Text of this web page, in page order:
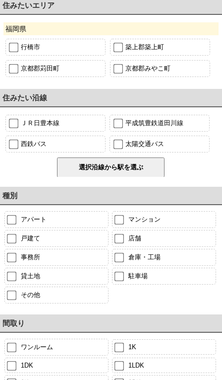
住みたいエリア
福岡県
行橋市 築上郡築上町
京都郡苅田町 京都郡みやこ町
住みたい沿線
ＪＲ日豊本線 平成筑豊鉄道田川線
西鉄バス 太陽交通バス
種別
アパート マンション
戸建て 店舗
事務所 倉庫・工場
貸土地 駐車場
その他
間取り
ワンルーム 1K
1DK 1LDK